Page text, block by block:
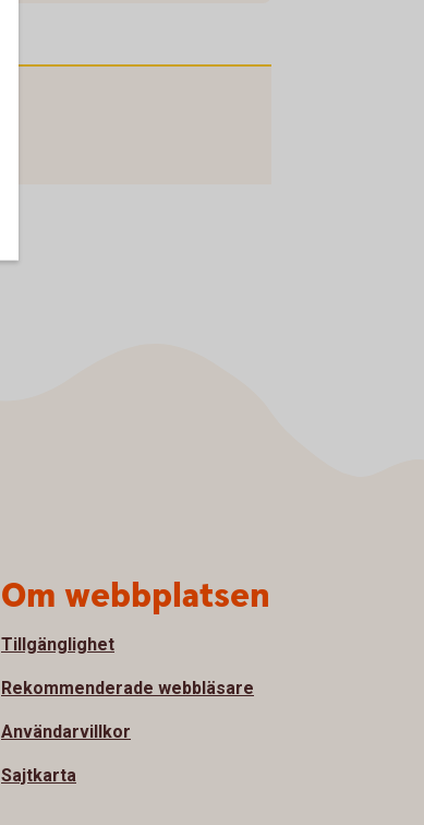
Om webbplatsen
Tillgänglighet
Rekommenderade webbläsare
Användarvillkor
Sajtkarta